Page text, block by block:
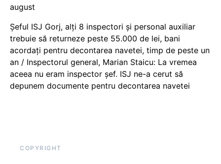
august
Șeful ISJ Gorj, alți 8 inspectori și personal auxiliar
trebuie să returneze peste 55.000 de lei, bani
acordați pentru decontarea navetei, timp de peste un
an / Inspectorul general, Marian Staicu: La vremea
aceea nu eram inspector șef. ISJ ne-a cerut să
depunem documente pentru decontarea navetei
COPYRIGHT